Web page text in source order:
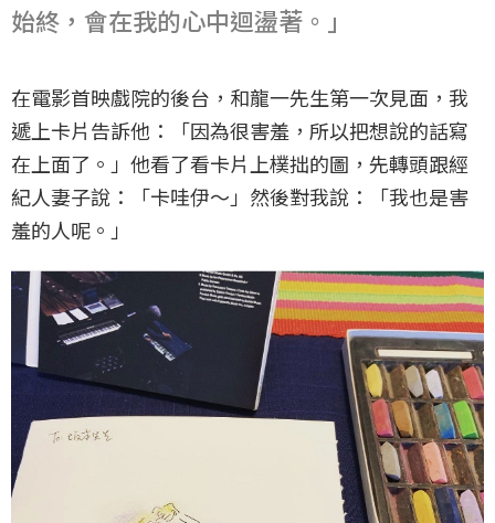
始終，會在我的心中迴盪著。」
在電影首映戲院的後台，和龍一先生第一次見面，我
遞上卡片告訴他：「因為很害羞，所以把想說的話寫
在上面了。」他看了看卡片上樸拙的圖，先轉頭跟經
紀人妻子說：「卡哇伊～」然後對我說：「我也是害
羞的人呢。」